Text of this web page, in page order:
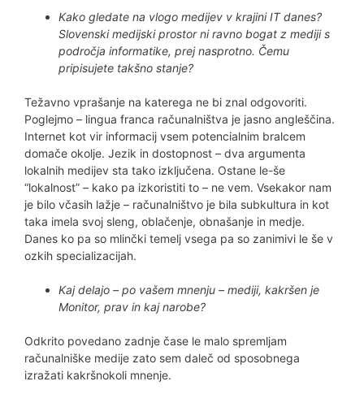
Kako gledate na vlogo medijev v krajini IT danes?
Slovenski medijski prostor ni ravno bogat z mediji s
področja informatike, prej nasprotno. Čemu
pripisujete takšno stanje?
Težavno vprašanje na katerega ne bi znal odgovoriti.
Poglejmo – lingua franca računalništva je jasno angleščina.
Internet kot vir informacij vsem potencialnim bralcem
domače okolje. Jezik in dostopnost – dva argumenta
lokalnih medijev sta tako izključena. Ostane le-še
“lokalnost” – kako pa izkoristiti to – ne vem. Vsekakor nam
je bilo včasih lažje – računalništvo je bila subkultura in kot
taka imela svoj sleng, oblačenje, obnašanje in medje.
Danes ko pa so mlinčki temelj vsega pa so zanimivi le še v
ozkih specializacijah.
Kaj delajo – po vašem mnenju – mediji, kakršen je
Monitor, prav in kaj narobe?
Odkrito povedano zadnje čase le malo spremljam
računalniške medije zato sem daleč od sposobnega
izražati kakršnokoli mnenje.